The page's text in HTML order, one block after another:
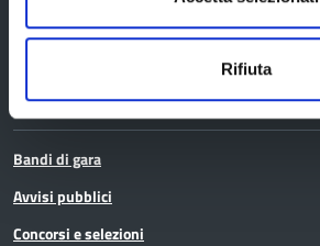
Rifiuta
Bandi di gara
Avvisi pubblici
Concorsi e selezioni